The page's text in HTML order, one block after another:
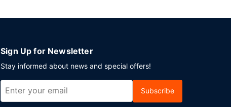
Sign Up for Newsletter
Stay informed about news and special offers!
Subscribe